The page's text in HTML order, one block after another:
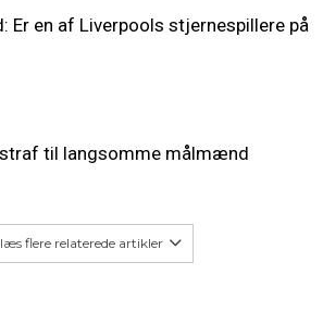
Er en af Liverpools stjernespillere på
til langsomme målmænd
flere relaterede artikler